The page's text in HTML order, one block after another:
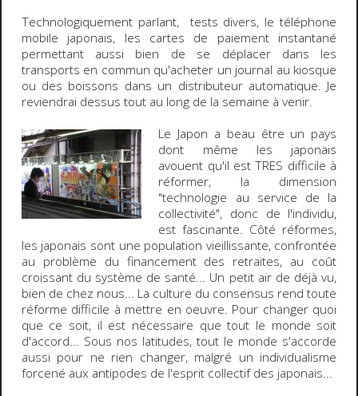
Technologiquement parlant, tests divers, letéléphone
mobile japonais, les cartes de paiement instantané
permettant aussi bien de se déplacer dans les
transports en commun qu'acheter un journal au kiosque
ou des boissons dans un distributeur automatique. Je
reviendrai dessus tout au long de la semaine à venir.
LeJapon a beau être un pays
dont même les japonais
avouent qu'il est TRES difficile à
réformer, la dimension
"technologie au service de la
collectivité", donc de l'individu,
estfascinante. Côté réformes,
les japonais sont une population vieillissante, confrontée
au problème du financement des retraites, au coût
croissant du système de santé... Un petit air de déjà vu,
bien de chez nous... La culture du consensus rend toute
réforme difficile à mettre en oeuvre. Pour changer quoi
que ce soit, il est nécessaire que tout le monde soit
d'accord... Sous nos latitudes, tout le monde s'accorde
aussi pour ne rien changer, malgré un individualisme
forcené aux antipodes de l'esprit collectif des japonais...